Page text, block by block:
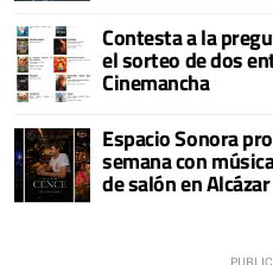
Contesta a la
el sorteo de dos
Cinemancha
Espacio Sonora
semana con
de salón en